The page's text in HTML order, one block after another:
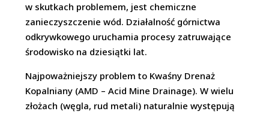
w skutkach problemem, jest chemiczne
zanieczyszczenie wód. Działalność górnictwa
odkrywkowego uruchamia procesy zatruwające
środowisko na dziesiątki lat.
Najpoważniejszy problem to Kwaśny Drenaż
Kopalniany (AMD – Acid Mine Drainage). W wielu
złożach (węgla, rud metali) naturalnie występują